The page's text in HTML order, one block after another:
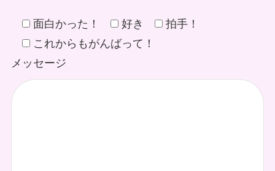
面白かった！ 好き
拍手！
これからもがんばって！
メッセージ